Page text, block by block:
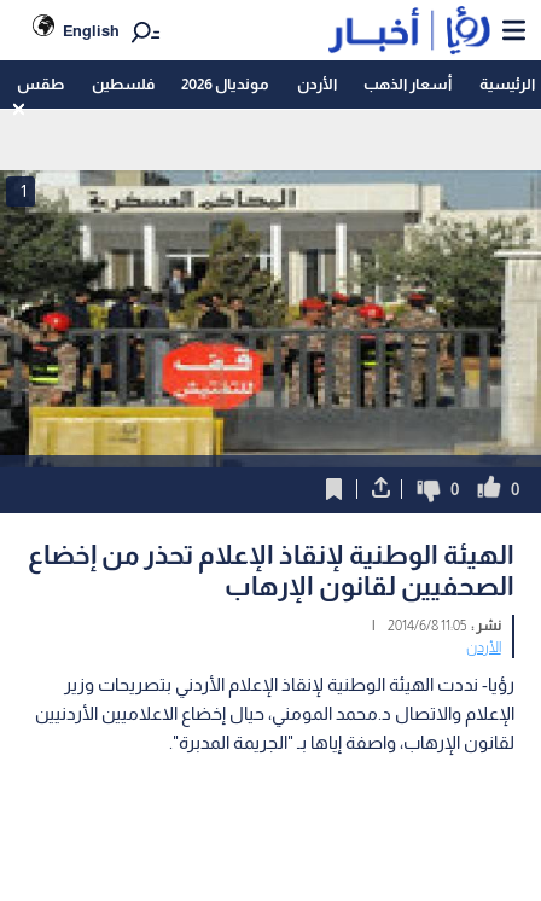
English
الرئيسية أسعار الذهب الأردن مونديال 2026 فلسطين طقس
1
0
0
الهيئة الوطنية لإنقاذ الإعلام تحذر من إخضاع
الصحفيين لقانون الإرهاب
نشر :11:05 2014/6/8
|
الأردن
رؤيا- نددت الهيئة الوطنية لإنقاذ الإعلام الأردني بتصريحات وزير
الإعلام والاتصال د.محمد المومني، حيال إخضاع الاعلاميين الأردنيين
لقانون الإرهاب، واصفة إياها بـ "الجريمة المدبرة".